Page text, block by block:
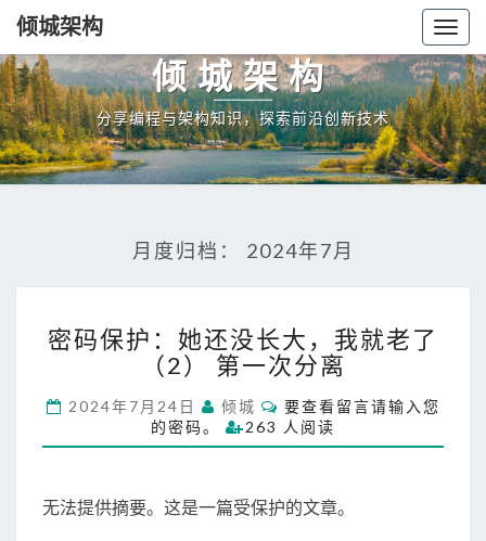
倾城架构
倾城架构
分享编程与架构知识，探索前沿创新技术
月度归档： 2024年7月
码
保
：
她
长
密码保护：她还没长大，我就老了
（2） 第一次分离
2024年7月24日 倾城
C
O
M
M
T
S
要查看留言请输入您
的密码。
263 人阅读
无法提供摘要。这是一篇受保护的文章。